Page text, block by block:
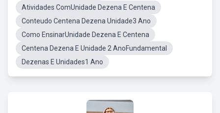
Atividades ComUnidade Dezena E Centena
Conteudo Centena Dezena Unidade3 Ano
Como EnsinarUnidade Dezena E Centena
Centena Dezena E Unidade 2 AnoFundamental
Dezenas E Unidades1 Ano